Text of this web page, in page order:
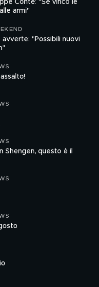
Conte: "Se vinco le
armi"
avverte: "Possibili nuovi
Shengen, questo è il